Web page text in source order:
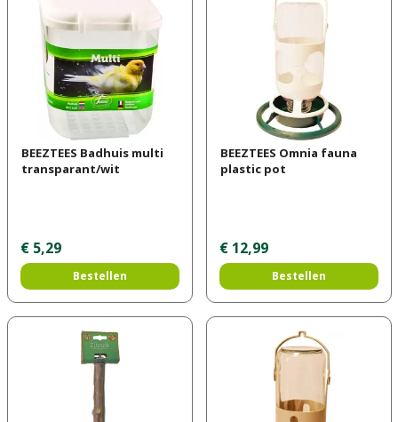
BEEZTEES Badhuis multi
transparant/wit
€ 5,29
Bestellen
BEEZTEES Omnia fauna
plastic pot
€ 12,99
Bestellen